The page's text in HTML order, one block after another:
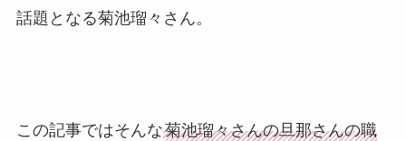
話題となる菊池瑠々さん。
この記事ではそんな菊池瑠々さんの旦那さんの職